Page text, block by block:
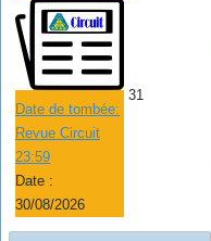
Date de tombée:
Revue Circuit
23:59
Date :
30/08/2026
31